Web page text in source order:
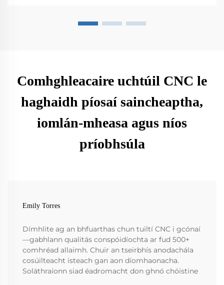
Comhghleacaire uchtúil CNC le
haghaidh píosaí saincheaptha,
iomlán-mheasa agus níos
príobhsúla
Emily Torres
Dímhlite ag an bhfuarthas chun tuiltí CNC i gcónaí
—gabhlann qualitás conspóidíochta ar fud 500+
comhréad allaimh. Chuir an tseirbhís anodachála
cosúilteacht isteach gan aon díomhaonacha.
Soláthraíonn siad éadromacht don ghnó chóistine